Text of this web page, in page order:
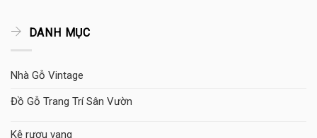
DANH MỤC
Nhà Gỗ Vintage
Đồ Gỗ Trang Trí Sân Vườn
Kệ rượu vang